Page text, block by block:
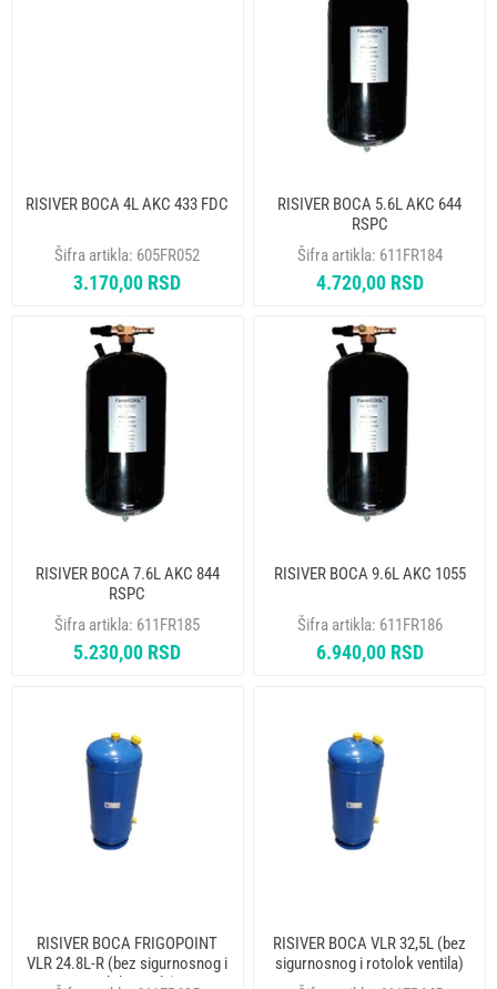
RISIVER BOCA 4L AKC 433 FDC
Šifra artikla: 605FR052
3.170,00 RSD
RISIVER BOCA 5.6L AKC 644
RSPC
Šifra artikla: 611FR184
4.720,00 RSD
RISIVER BOCA 7.6L AKC 844
RSPC
Šifra artikla: 611FR185
5.230,00 RSD
RISIVER BOCA 9.6L AKC 1055
Šifra artikla: 611FR186
6.940,00 RSD
RISIVER BOCA FRIGOPOINT
VLR 24.8L-R (bez sigurnosnog i
rotolok ventila)
RISIVER BOCA VLR 32,5L (bez
sigurnosnog i rotolok ventila)